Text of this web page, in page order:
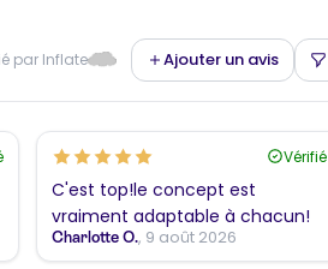
par Inflate Ajouter un avis
Vérifié
C'est top!le concept est
vraiment adaptable à chacun!
Charlotte O., 9 août 2026